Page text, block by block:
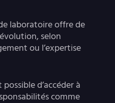
laboratoire offre de
selon
ou l’expertise
d’accéder à
comme